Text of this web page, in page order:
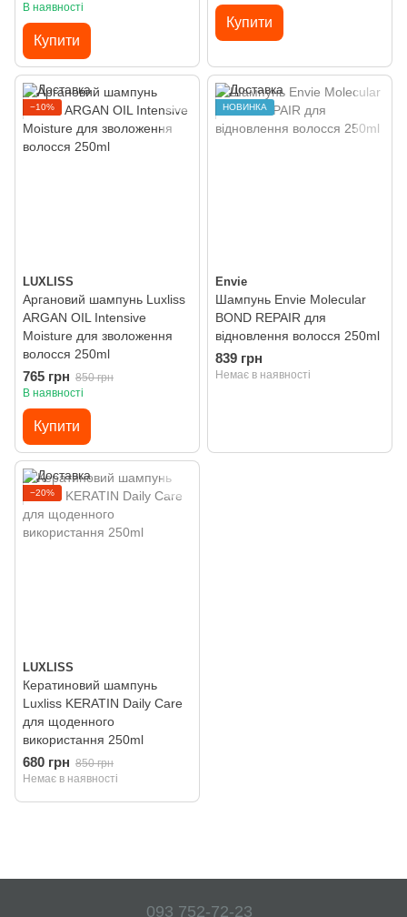
В наявності
Купити
Купити
−10%
LUXLISS
Аргановий шампунь Luxliss
ARGAN OIL Intensive
Moisture для зволоження
волосся 250ml
765 грн 850 грн
В наявності
Купити
НОВИНКА
Envie
Шампунь Envie Molecular
BOND REPAIR для
відновлення волосся 250ml
839 грн
Немає в наявності
−20%
LUXLISS
Кератиновий шампунь
Luxliss KERATIN Daily Care
для щоденного
використання 250ml
680 грн 850 грн
Немає в наявності
093 752-72-23